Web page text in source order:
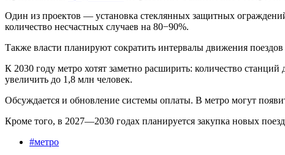
Один из проектов — установка стеклянных защитных
количество несчастных случаев на 80−90%.
Также власти планируют сократить интервалы движения
К 2030 году метро хотят заметно расширить: количество
увеличить до 1,8 млн человек.
Обсуждается и обновление системы оплаты. В метро могут
Кроме того, в 2027—2030 годах планируется закупка новых
#метро